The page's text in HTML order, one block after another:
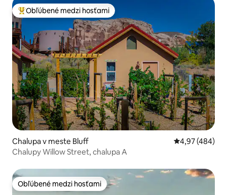
Najobľúbenejšie medzi hosťami
Obľúbené medzi hosťami
Chalupa v meste Bluff Priemerné
4,97 (484)
Chalupy Willow Street, chalupa A
Obľúbené medzi hosťami
Obľúbené medzi hosťami